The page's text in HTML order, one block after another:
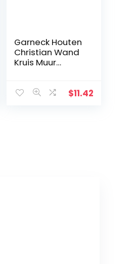
Garneck Houten
Christian Wand
Kruis Muur
Zinklegering
$11.42